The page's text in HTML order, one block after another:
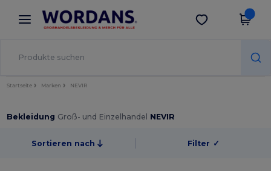
× Wordans App
Bessere Preise in der App!
App holen
Startseite Marken NEVIR
Bekleidung Groß- und Einzelhandel NEVIR
Sortieren nach Filter ✓